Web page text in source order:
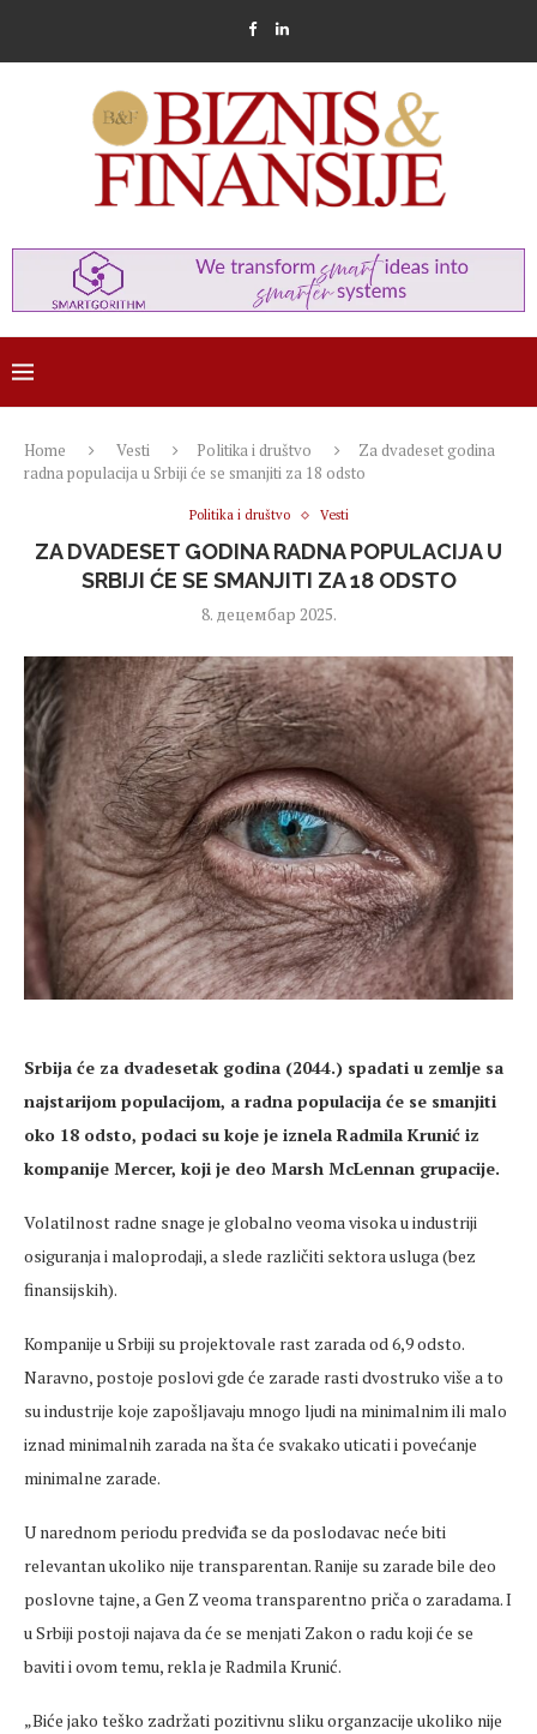
Home Vesti Politika i društvo
Za dvadeset godina
radna populacija u Srbiji će se smanjiti za 18 odsto
Politika i društvo Vesti
ZA DVADESET GODINA RADNA POPULACIJA U
SRBIJI ĆE SE SMANJITI ZA 18 ODSTO
8. децембар 2025.
Srbija će za dvadesetak godina (2044.) spadati u zemlje sa
najstarijom populacijom, a radna populacija će se smanjiti
oko 18 odsto, podaci su koje je iznela Radmila Krunić iz
kompanije Mercer, koji je deo Marsh McLennan grupacije.
Volatilnost radne snage je globalno veoma visoka u industriji
osiguranja i maloprodaji, a slede različiti sektora usluga (bez
finansijskih).
Kompanije u Srbiji su projektovale rast zarada od 6,9 odsto.
Naravno, postoje poslovigde će zarade rasti dvostruko više a to
su industrije koje zapošljavaju mnogo ljudi na minimalnim ili malo
iznad minimalnih zarada na šta će svakako uticati i povećanje
minimalne zarade.
U narednom periodu predviđa se da poslodavac neće biti
relevantan ukoliko nije transparentan. Ranije su zarade bile deo
poslovne tajne, a Gen Z veoma transparentno priča o zaradama. I
u Srbiji postoji najava da će se menjati Zakon o radu koji će se
baviti i ovom temu, rekla je Radmila Krunić.
„Biće jako teško zadržati pozitivnu slikuorganzacije ukoliko nije